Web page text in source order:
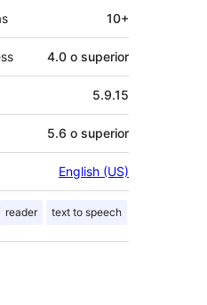
10+
4.0 o superior
5.9.15
5.6 o superior
English (US)
reader text to speech